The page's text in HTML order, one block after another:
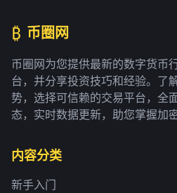
₿ 币圈网
币圈网为您提供最新的数字货币
台，并分享投资技巧和经验。了
势，选择可信赖的交易平台，全
态，实时数据更新，助您掌握加
内容分类
新手入门